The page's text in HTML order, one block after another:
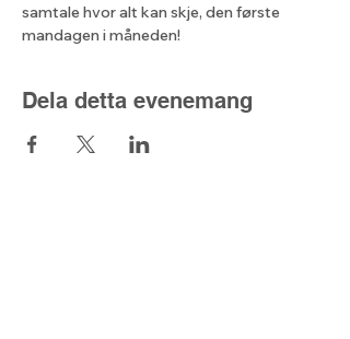
samtale hvor alt kan skje, den første
mandagen i måneden!
Dela detta evenemang